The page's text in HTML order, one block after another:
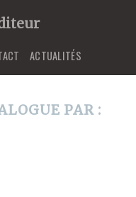
ACTUALITÉS
PAR :